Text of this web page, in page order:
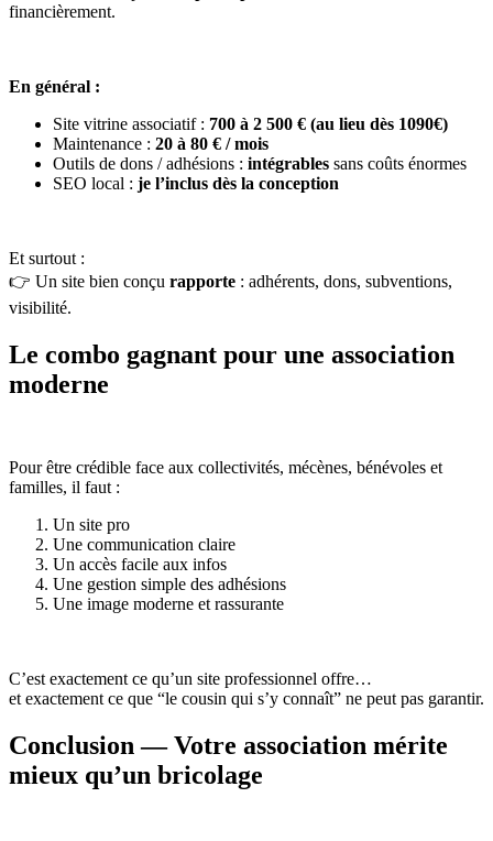
financièrement.
En général :
Site vitrine associatif : 700 à 2 500 € (au lieu dès 1090€)
Maintenance : 20 à 80 € / mois
Outils de dons / adhésions : intégrables sans coûts énormes
SEO local : je l’inclus dès la conception
Et surtout :
👉 Un site bien conçu rapporte : adhérents, dons, subventions,
visibilité.
Le combo gagnant pour une association
moderne
Pour être crédible face aux collectivités, mécènes, bénévoles et
familles, il faut :
Un site pro
Une communication claire
Un accès facile aux infos
Une gestion simple des adhésions
Une image moderne et rassurante
C’est exactement ce qu’un site professionnel offre…
et exactement ce que “le cousin qui s’y connaît” ne peut pas garantir.
Conclusion — Votre association mérite
mieux qu’un bricolage